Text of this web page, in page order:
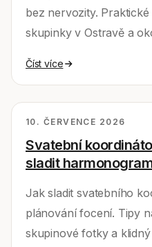
bez nervozity.
skupinky v Ostravě a
Číst více
10. ČERVENCE 2026
Svatební
sladit
Jak sladit svatebního
plánování focení. Tipy
skupinové fotky a